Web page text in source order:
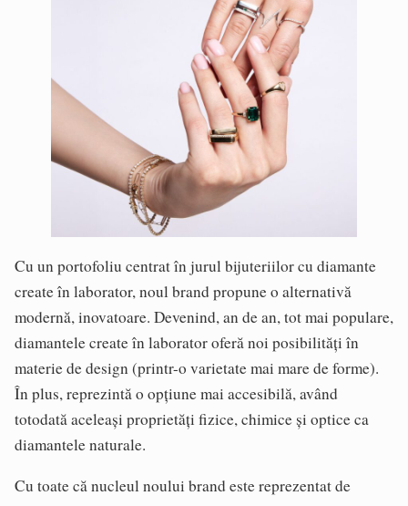
Cu un portofoliu centrat în jurul bijuteriilor cu diamante
create în laborator, noul brand propune o alternativă
modernă, inovatoare. Devenind, an de an, tot mai populare,
diamantele create în laborator oferă noi posibilități în
materie de design (printr-o varietate mai mare de forme).
În plus, reprezintă o opțiune mai accesibilă, având
totodată aceleași proprietăți fizice, chimice și optice ca
diamantele naturale.
Cu toate că nucleul noului brand este reprezentat de